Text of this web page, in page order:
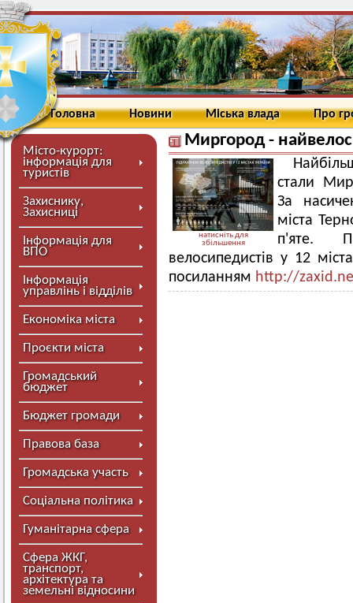
Головна Новини Міська влада Про
Місто-курорт:
інформація для
туристів
Захиснику,
Захисниці
Інформація для
ВПО
Інформація
управлінь і відділів
Економіка міста
Проєкти міста
Громадський
бюджет
Бюджет громади
Правова база
Громадська участь
Соціальна політика
Гуманітарна сфера
Сфера ЖКГ,
транспорт,
архітектура та
земельні відносини
Миргород -
натисніть для
збільшення
стали
За
міста
п'яте.
велосипедистів у 12
посиланням http://